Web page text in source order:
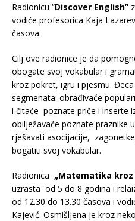
Radionicu “Discover English”
vodiće profesorica Kaja
časova.
Cilj ove radionice je da
obogate svoj vokabular i
kroz pokret, igru i pjesmu.
segmenata: obrađivaće
i čitaće poznate priče i inserte
obilježavaće poznate praznike
rješavati asocijacije,
bogatiti svoj vokabular.
Radionica „Matematika kroz
uzrasta od 5 do 8 godina i
od 12.30 do 13.30 časova i
Kajević. Osmišljena je kroz